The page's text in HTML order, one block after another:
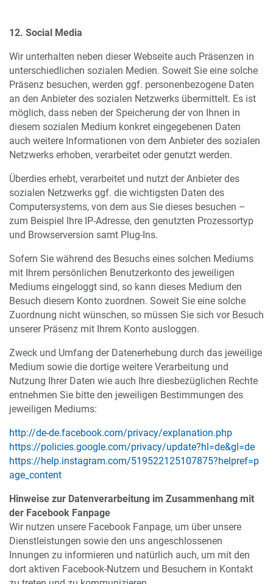
12. Social Media
Wir unterhalten neben dieser Webseite auch Präsenzen in
unterschiedlichen sozialen Medien. Soweit Sie eine solche
Präsenz besuchen, werden ggf. personenbezogene Daten
an den Anbieter des sozialen Netzwerks übermittelt. Es ist
möglich, dass neben der Speicherung der von Ihnen in
diesem sozialen Medium konkret eingegebenen Daten
auch weitere Informationen von dem Anbieter des sozialen
Netzwerks erhoben, verarbeitet oder genutzt werden.
Überdies erhebt, verarbeitet und nutzt der Anbieter des
sozialen Netzwerks ggf. die wichtigsten Daten des
Computersystems, von dem aus Sie dieses besuchen –
zum Beispiel Ihre IP-Adresse, den genutzten Prozessortyp
und Browserversion samt Plug-Ins.
Sofern Sie während des Besuchs eines solchen Mediums
mit Ihrem persönlichen Benutzerkonto des jeweiligen
Mediums eingeloggt sind, so kann dieses Medium den
Besuch diesem Konto zuordnen. Soweit Sie eine solche
Zuordnung nicht wünschen, so müssen Sie sich vor Besuch
unserer Präsenz mit Ihrem Konto ausloggen.
Zweck und Umfang der Datenerhebung durch das jeweilige
Medium sowie die dortige weitere Verarbeitung und
Nutzung Ihrer Daten wie auch Ihre diesbezüglichen Rechte
entnehmen Sie bitte den jeweiligen Bestimmungen des
jeweiligen Mediums:
http://de-de.facebook.com/privacy/explanation.php
https://policies.google.com/privacy/update?hl=de&gl=de
https://help.instagram.com/519522125107875?helpref=p
age_content
Hinweise zur Datenverarbeitung im Zusammenhang mit
der Facebook Fanpage
Wir nutzen unsere Facebook Fanpage, um über unsere
Dienstleistungen sowie den uns angeschlossenen
Innungen zu informieren und natürlich auch, um mit den
dort aktiven Facebook-Nutzern und Besuchern in Kontakt